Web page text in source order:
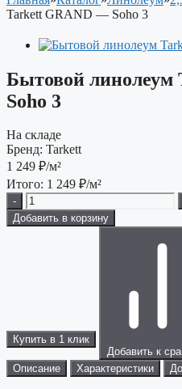
Tarkett GRAND — Soho 3
Бытовой
Soho 3
На складе
Бренд: Tarkett
1 249 ₽/м²
Итого: 1 249 ₽/м²
-
Добавить в корзину
Купить в 1 клик
Добавить к
Описание
Характеристики